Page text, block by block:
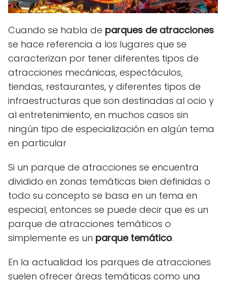
Cuando se habla de parques de atracciones
se hace referencia a los lugares que se
caracterizan por tener diferentes tipos de
atracciones mecánicas, espectáculos,
tiendas, restaurantes, y diferentes tipos de
infraestructuras que son destinadas al ocio y
al entretenimiento, en muchos casos sin
ningún tipo de especialización en algún tema
en particular
Si un parque de atracciones se encuentra
dividido en zonas temáticas bien definidas o
todo su concepto se basa en un tema en
especial, entonces se puede decir que es un
parque de atracciones temáticos o
simplemente es un parque temático.
En la actualidad los parques de atracciones
suelen ofrecer áreas temáticas como una